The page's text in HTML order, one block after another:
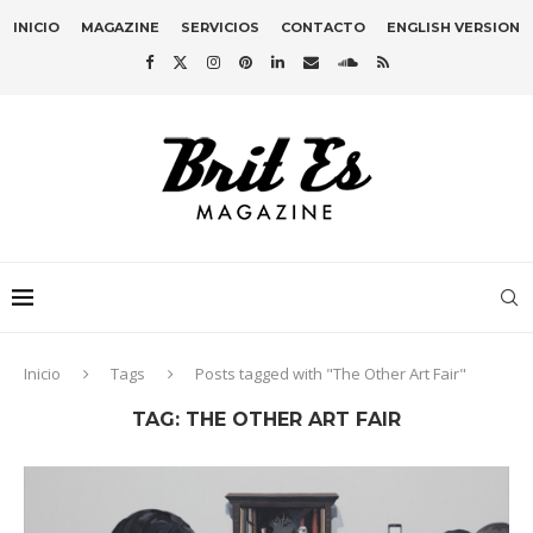
INICIO MAGAZINE SERVICIOS CONTACTO ENGLISH VERSION
Inicio Tags Posts tagged with "The Other Art Fair"
TAG: THE OTHER ART FAIR